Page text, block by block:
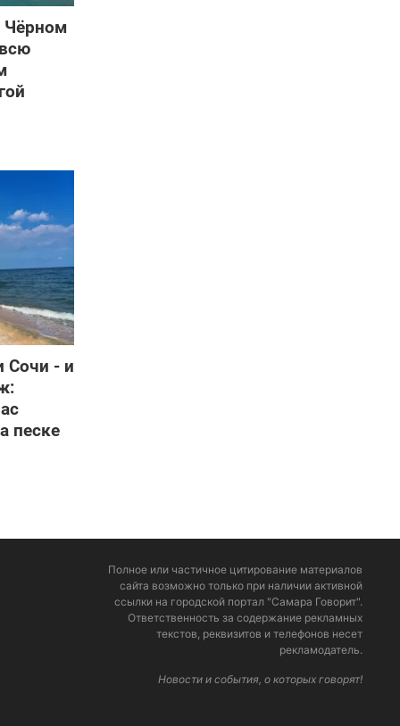
Чёрном
Сочи - и
песке
Полное или частичное цитирование материалов
сайта возможно только при наличии активной
ссылки на городской портал "Самара Говорит".
Ответственность за содержание рекламных
текстов, реквизитов и телефонов несет
рекламодатель.
Новости и события, о которых говорят!